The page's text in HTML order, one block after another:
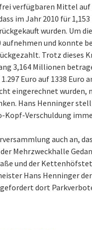
verfügbaren Mittel
im Jahr 2010 für
wurden. Um
und konnte
Trotz dieses
3,164 Millionen
Euro auf 1338 Euro
eingerechnet
Hans Henninger
Kopf-Verschuldung
auch an,
Mehrzweckhalle
und der
Hans Henninger
dort